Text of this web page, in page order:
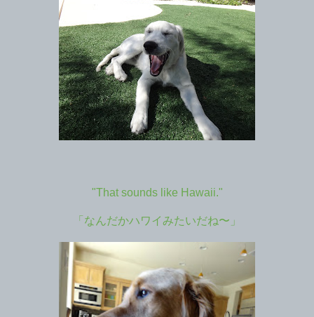
"That sounds like Hawaii."
「なんだかハワイみたいだね〜」